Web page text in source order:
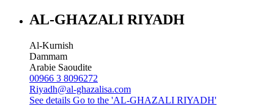
AL-GHAZALI RIYADH
Al-Kurnish
Dammam
Arabie Saoudite
00966 3 8096272
Riyadh@al-ghazalisa.com
See details Go to the 'AL-GHAZALI RIYADH'